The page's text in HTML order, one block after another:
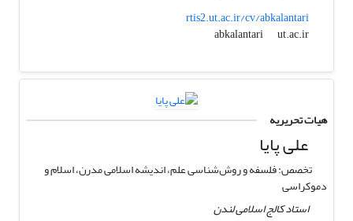
rtis2.ut.ac.ir/cv/abkalantari
abkalantari
ut.ac.ir
هیات تحریریه
علی پایا
تخصص: فلسفه و روش‌شناسی علم، اندیشه اسلامی مدرن، اسلام و
دموکراسی
استاد کالج اسلامی لندن